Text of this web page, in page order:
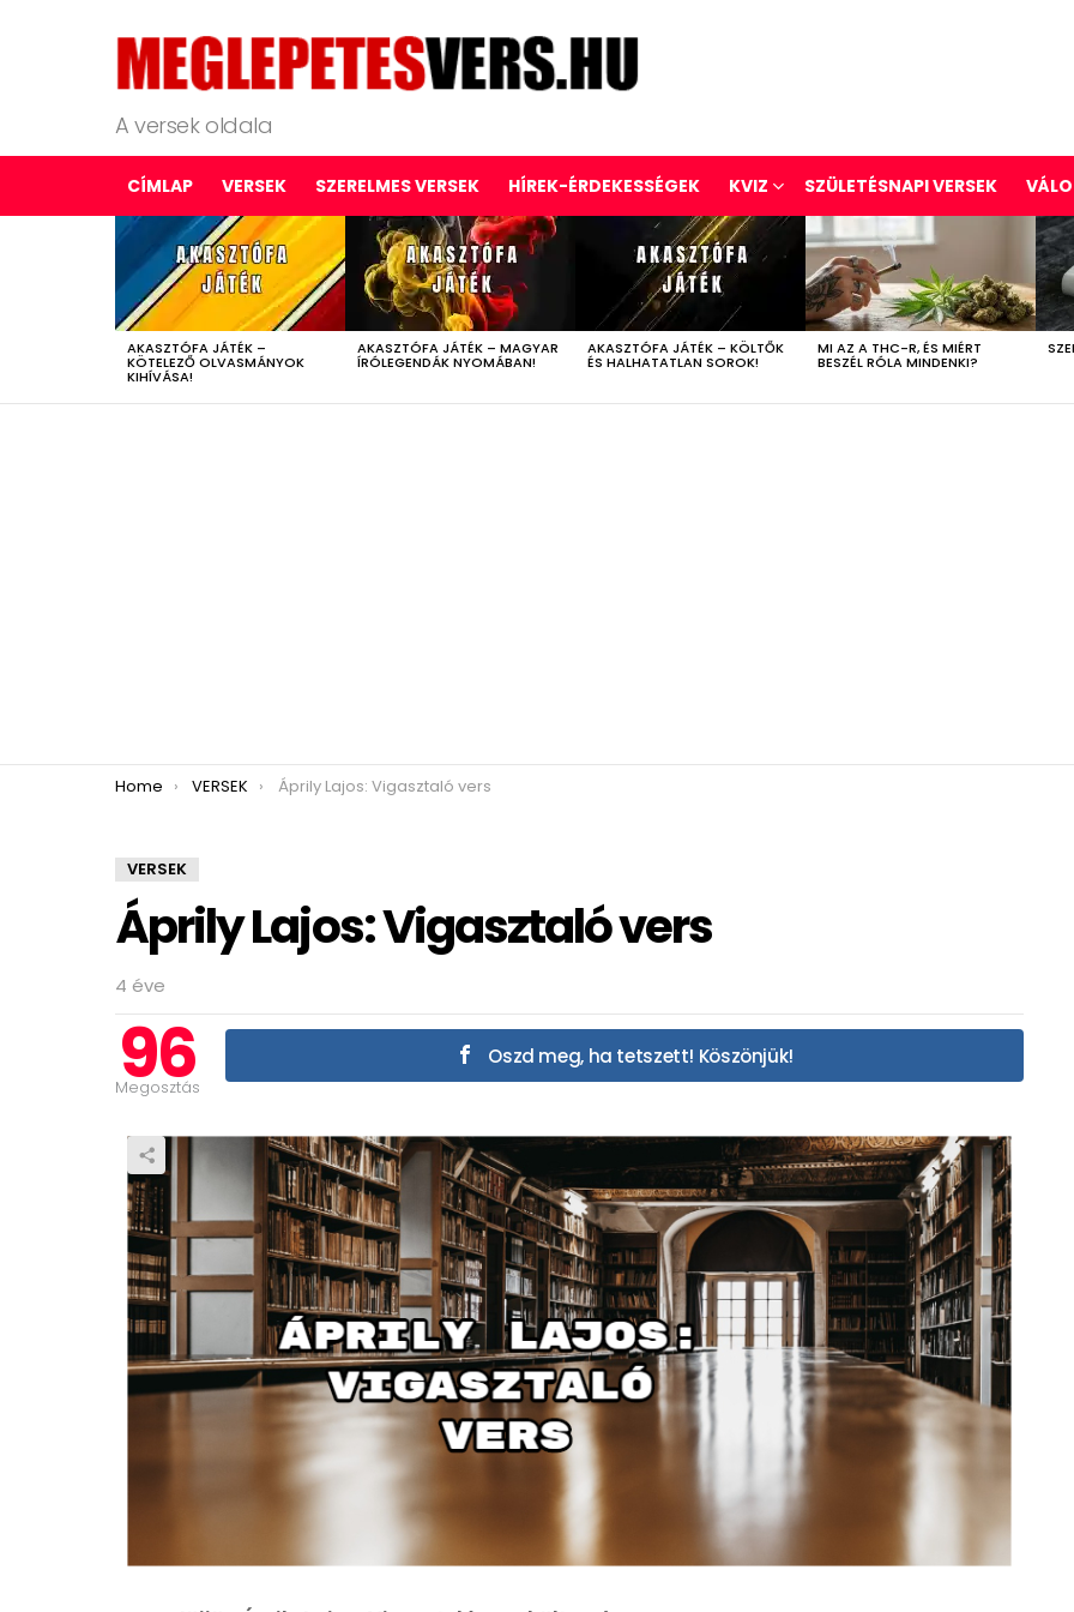
A versek oldala
CÍMLAP VERSEK SZERELMES VERSEK HÍREK-ÉRDEKESSÉGEK KVIZ SZÜLETÉSNAPI VERSEK
LATEST
STORIES
AKASZTÓFA JÁTÉK –
KÖTELEZŐ OLVASMÁNYOK
KIHÍVÁSA!
AKASZTÓFA JÁTÉK – MAGYAR
ÍRÓLEGENDÁK NYOMÁBAN!
AKASZTÓFA JÁTÉK – KÖLTŐK
ÉS HALHATATLAN SOROK!
MI AZ A THC-R, ÉS MIÉRT
BESZÉL RÓLA MINDENKI?
You are here:
Home VERSEK Áprily Lajos: Vigasztaló vers
VERSEK
Áprily Lajos: Vigasztaló vers
4 éve
96
Megosztás
Oszd meg, ha tetszett! Köszönjük!